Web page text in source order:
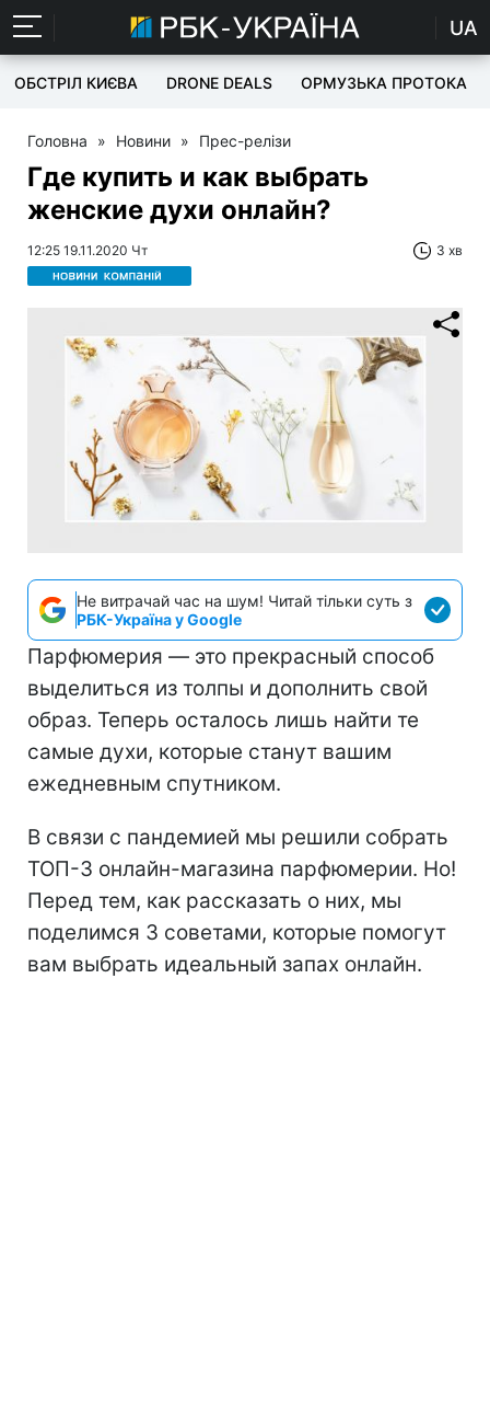
UA
ОБСТРІЛ КИЄВА DRONE DEALS ОРМУЗЬКА ПРОТОКА
Головна » Новини » Прес-релізи
Где купить и как выбрать
женские духи онлайн?
12:25 19.11.2020 Чт 3 хв
Не витрачай час на шум! Читай тільки суть з
РБК-Україна у Google
Парфюмерия — это прекрасный способ
выделиться из толпы и дополнить свой
образ. Теперь осталось лишь найти те
самые духи, которые станут вашим
ежедневным спутником.
В связи с пандемией мы решили собрать
ТОП-3 онлайн-магазина парфюмерии. Но!
Перед тем, как рассказать о них, мы
поделимся 3 советами, которые помогут
вам выбрать идеальный запах онлайн.